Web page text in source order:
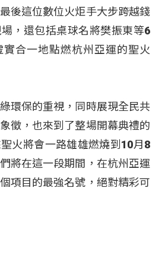
後這位數位火炬手大步跨越錢
，還包括桌球名將樊振東等6
合一地點燃杭州亞運的聖火
環保的重視，同時展現全民共
徵，也來到了整場開幕典禮的
火將會一路雄雄燃燒到10月8
將在這一段期間，在杭州亞運
項目的最強名號，絕對精彩可